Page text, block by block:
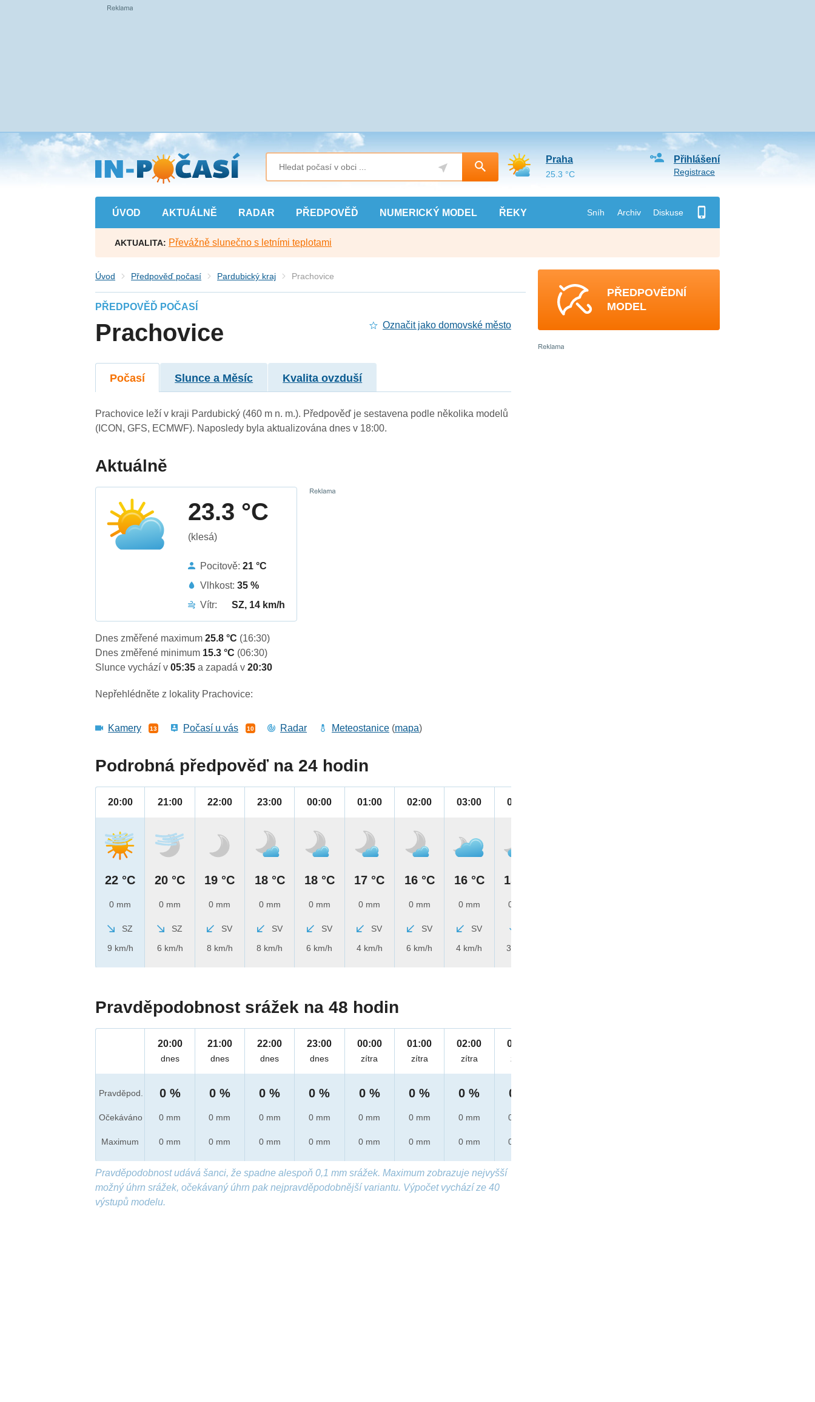
Přejít
na
hlavní
obsah
ÚVOD AKTUÁLNĚ RADAR PŘEDPOVĚĎ NUMERICKÝ MODEL ŘEKY Sníh Archiv Diskuse
Přihlášení
Registrace
Praha
25.3 °C
AKTUALITA: Převážně slunečno s letními teplotami
Úvod Předpověď počasí Pardubický kraj Prachovice
PŘEDPOVĚĎ POČASÍ
Prachovice Označit jako domovské město
Počasí Slunce a Měsíc Kvalita ovzduší
Prachovice leží v kraji Pardubický (460 m n. m.). Předpověď je sestavena podle několika modelů
(ICON, GFS, ECMWF). Naposledy byla aktualizována dnes v 18:00.
Aktuálně
23.3 °C
(klesá)
Pocitově:21 °C
Vlhkost:35 %
Vítr:
SZ, 14 km/h
Dnes změřené maximum25.8 °C (16:30)
Dnes změřené minimum 15.3 °C (06:30)
Slunce vychází v05:35a zapadá v20:30
Nepřehlédněte z lokality Prachovice:
Kamery 13 Počasí u vás 10 Radar Meteostanice (mapa)
Podrobná předpověď na 24 hodin
20:00
22 °C
0 mm
SZ
9 km/h
21:00
20 °C
0 mm
SZ
6 km/h
22:00
19 °C
0 mm
SV
8 km/h
23:00
18 °C
0 mm
SV
8 km/h
00:00
18 °C
0 mm
SV
6 km/h
01:00
17 °C
0 mm
SV
4 km/h
02:00
16 °C
0 mm
SV
6 km/h
03:00
16 °C
0 mm
SV
4 km/h
04:00
15 °C
0 mm
3 km/h
Pravděpodobnost srážek na 48 hodin
Pravděpod.
Očekáváno
Maximum
20:00
dnes
0 %
0 mm
0 mm
21:00
dnes
0 %
0 mm
0 mm
22:00
dnes
0 %
0 mm
0 mm
23:00
dnes
0 %
0 mm
0 mm
00:00
zítra
0 %
0 mm
0 mm
01:00
zítra
0 %
0 mm
0 mm
02:00
zítra
0 %
0 mm
0 mm
03:00
zítra
0 %
0 mm
0 mm
Pravděpodobnost udává šanci, že spadne alespoň 0,1 mm srážek. Maximum zobrazuje nejvyšší
možný úhrn srážek, očekávaný úhrn pak nejpravděpodobnější variantu. Výpočet vychází ze 40
výstupů modelu.
PŘEDPOVĚDNÍ
MODEL